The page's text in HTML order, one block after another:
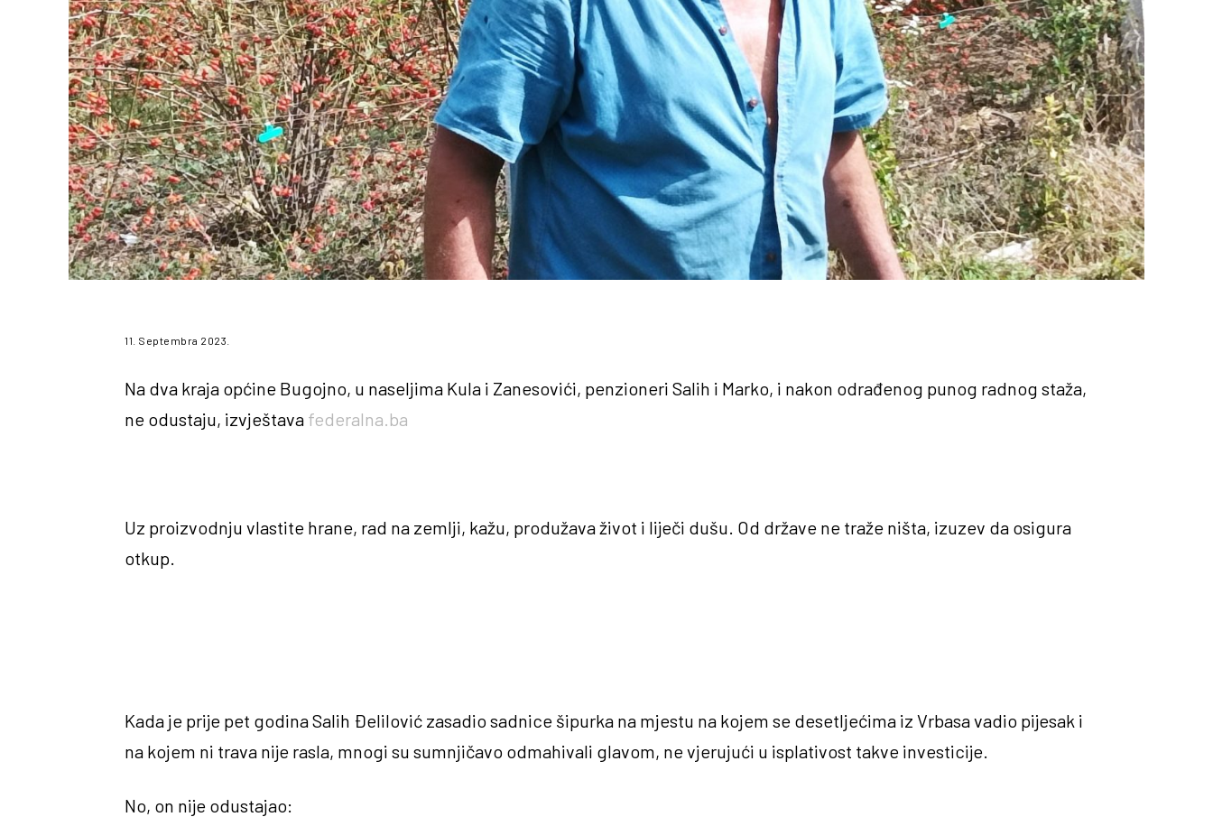
11. Septembra 2023.
Na dva kraja općine Bugojno, u naseljima Kula i Zanesovići, penzioneri Salih i Marko, i nakon odrađenog punog radnog staža,
ne odustaju, izvještava federalna.ba
Uz proizvodnju vlastite hrane, rad na zemlji, kažu, produžava život i liječi dušu. Od države ne traže ništa, izuzev da osigura
otkup.
Kada je prije pet godina Salih Đelilović zasadio sadnice šipurka na mjestu na kojem se desetljećima iz Vrbasa vadio pijesak i
na kojem ni trava nije rasla, mnogi su sumnjičavo odmahivali glavom, ne vjerujući u isplativost takve investicije.
No, on nije odustajao: